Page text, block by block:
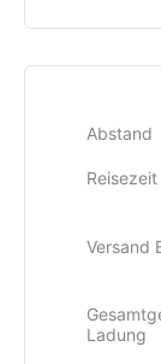
Abstand
Reisezeit
Versand
Ladung